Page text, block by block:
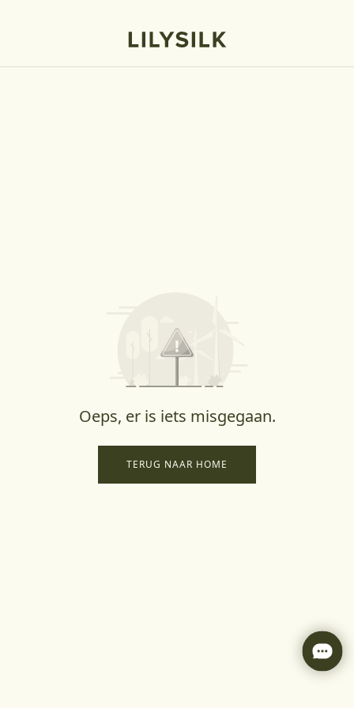
Oeps, er is iets misgegaan.
TERUG NAAR HOME